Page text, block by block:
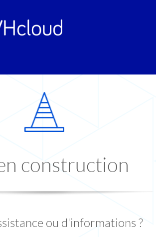
construction
ou d'informations ?